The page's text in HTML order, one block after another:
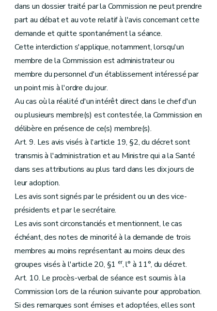
dans un dossier traité par la Commission ne peut prendre
part au débat et au vote relatif à l'avis concernant cette
demande et quitte spontanément la séance.
Cette interdiction s'applique, notamment, lorsqu'un
membre de la Commission est administrateur ou
membre du personnel d'un établissement intéressé par
un point mis à l'ordre du jour.
Au cas où la réalité d'un intérêt direct dans le chef d'un
ou plusieurs membre(s) est contestée, la Commission en
délibère en présence de ce(s) membre(s).
Art. 9. Les avis visés à l'article 19, §2, du décret sont
transmis à l'administration et au Ministre qui a la Santé
dans ses attributions au plus tard dans les dix jours de
leur adoption.
Les avis sont signés par le président ou un des vice-
présidents et par le secrétaire.
Les avis sont circonstanciés et mentionnent, le cas
échéant, des notes de minorité à la demande de trois
membres au moins représentant au moins deux des
groupes visés à l'article 20, §1 er, l° à 11°, du décret.
Art. 10. Le procès-verbal de séance est soumis à la
Commission lors de la réunion suivante pour approbation.
Si des remarques sont émises et adoptées, elles sont